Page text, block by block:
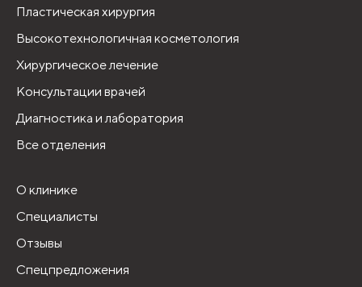
Пластическая хирургия
Высокотехнологичная косметология
Хирургическое лечение
Консультации врачей
Диагностика и лаборатория
Все отделения
О клинике
Специалисты
Отзывы
Спецпредложения